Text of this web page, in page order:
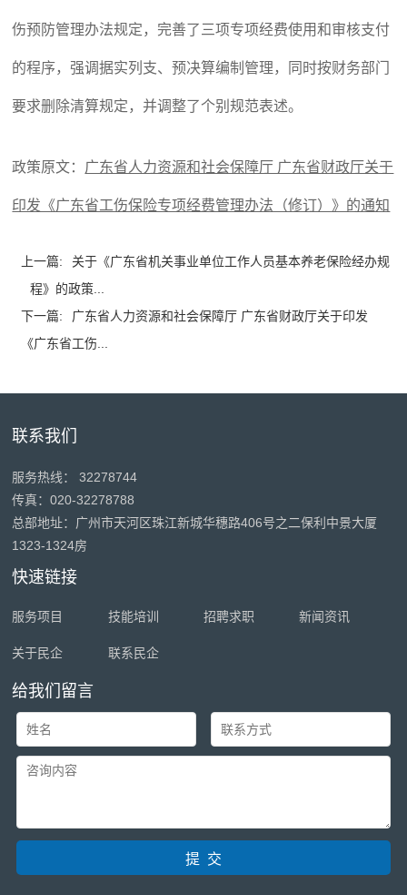
伤预防管理办法规定，完善了三项专项经费使用和审核支付
的程序，强调据实列支、预决算编制管理，同时按财务部门
要求删除清算规定，并调整了个别规范表述。
政策原文： 广东省人力资源和社会保障厅 广东省财政厅关于
印发《广东省工伤保险专项经费管理办法（修订）》的通知
上一篇:
关于《广东省机关事业单位工作人员基本养老保险经办规
程》的政策...
下一篇:
广东省人力资源和社会保障厅 广东省财政厅关于印发
《广东省工伤...
联系我们
服务热线： 32278744
传真：020-32278788
总部地址：广州市天河区珠江新城华穗路406号之二保利中景大厦
1323-1324房
快速链接
服务项目 技能培训 招聘求职 新闻资讯
关于民企 联系民企
给我们留言